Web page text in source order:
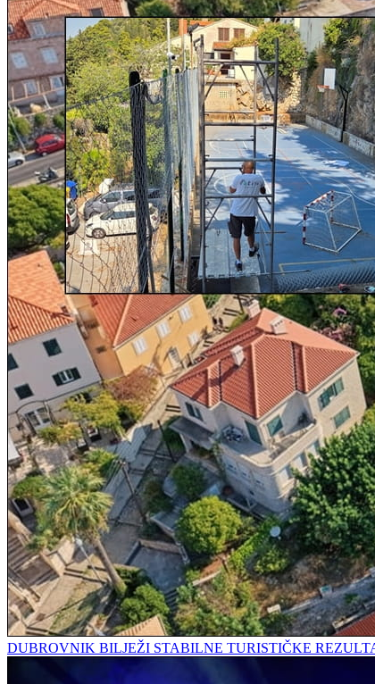
DUBROVNIK BILJEŽI STABILNE TURISTIČKE